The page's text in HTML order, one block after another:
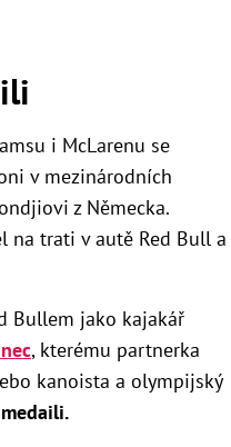
i McLarenu se
v mezinárodních
z Německa.
na trati v autě Red Bull a
Bullem jako kajakář
, kterému partnerka
kanoista a olympijský